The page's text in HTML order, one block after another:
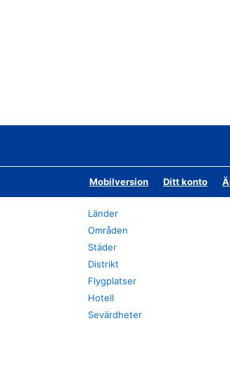
Mobilversion Ditt konto
Länder
Områden
Städer
Distrikt
Flygplatser
Hotell
Sevärdheter